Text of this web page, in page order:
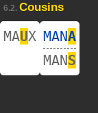
6.2. Cousins
MAUX MANA
MANS